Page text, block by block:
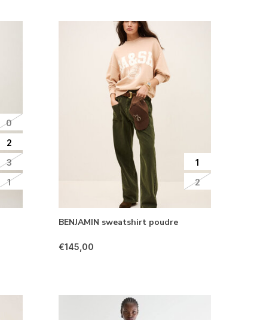
0
2
3
1
1
2
BENJAMIN sweatshirt poudre
€145,00